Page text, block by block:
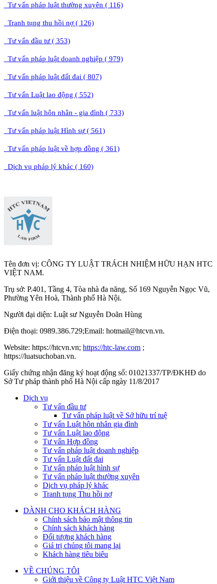
Tư vấn pháp luật thường xuyên ( 116)
Tranh tụng thu hồi nợ ( 126)
Tư vấn đầu tư ( 353)
Tư vấn pháp luật doanh nghiệp ( 979)
Tư vấn pháp luật đất đai ( 807)
Tư vấn Luật lao động ( 552)
Tư vấn luật hôn nhân - gia đình ( 733)
Tư vấn pháp luật Hình sự ( 561)
Tư vấn pháp luật về hợp đồng ( 361)
Dịch vụ pháp lý khác ( 160)
Tên đơn vị: CÔNG TY LUẬT TRÁCH NHIỆM HỮU HẠN HTC
VIỆT NAM.
Trụ sở: P.401, Tầng 4, Tòa nhà đa năng, Số 169 Nguyễn Ngọc Vũ,
Phường Yên Hoà, Thành phố Hà Nội.
Người đại diện: Luật sư Nguyễn Doãn Hùng
Điện thoại: 0989.386.729;Email: hotmail@htcvn.vn.
Website: https://htcvn.vn; https://htc-law.com ;
https://luatsuchoban.vn.
Giấy chứng nhận đăng ký hoạt động số: 01021337/TP/ĐKHĐ do
Sở Tư pháp thành phố Hà Nội cấp ngày 11/8/2017
Dịch vụ
Tư vấn đầu tư
Tư vấn pháp luật về Sở hữu trí tuệ
Tư vấn Luật hôn nhân gia đình
Tư vấn Luật lao động
Tư vấn Hợp đồng
Tư vấn pháp luật doanh nghiệp
Tư vấn Luật đất đai
Tư vấn pháp luật hình sự
Tư vấn pháp luật thường xuyên
Dịch vụ pháp lý khác
Tranh tụng Thu hồi nợ
DÀNH CHO KHÁCH HÀNG
Chính sách bảo mật thông tin
Chính sách khách hàng
Đối tượng khách hàng
Giá trị chúng tôi mang lại
Khách hàng tiêu biêu
VỀ CHÚNG TÔI
Giới thiệu về Công ty Luật HTC Việt Nam